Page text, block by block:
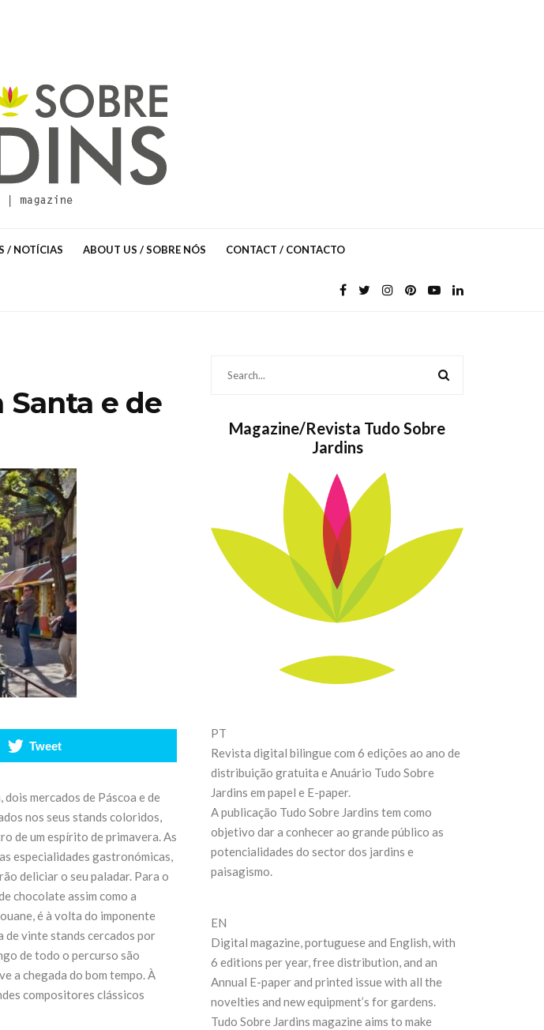
2025
dos 5,4
e
Maio de 2026
READING
Bolos também
CONTINUE READING
/ NOTÍCIAS ABOUT US / SOBRE NÓS CONTACT / CONTACTO
Santa e de
Tweet
mercados de Páscoa e de
nos seus stands coloridos,
de um espírito de primavera. As
especialidades gastronómicas,
deliciar o seu paladar. Para o
chocolate assim como a
é à volta do imponente
de vinte stands cercados por
de todo o percurso são
a chegada do bom tempo. À
compositores clássicos
Magazine/Revista Tudo Sobre
Jardins
PT
Revista digital bilingue com 6 edições ao ano de
distribuição gratuita e Anuário Tudo Sobre
Jardins em papel e E-paper.
A publicação Tudo Sobre Jardins tem como
objetivo dar a conhecer ao grande público as
potencialidades do sector dos jardins e
paisagismo.
EN
Digital magazine, portuguese and English, with
6 editions per year, free distribution, and an
Annual E-paper and printed issue with all the
novelties and new equipment’s for gardens.
Tudo Sobre Jardins magazine aims to make